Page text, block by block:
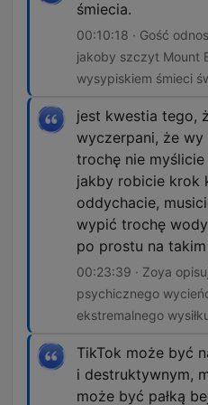
śmiecia.
00:10:18 · Gość
jakoby szczyt Mount
wysypiskiem śmieci
jest kwestia tego,
wyczerpani, że
trochę nie
jakby robicie krok
oddychacie,
wypić trochę
po prostu na
00:23:39 · Zoya
psychicznego
ekstremalnego
TikTok może być
i destruktywnym,
może być pałką